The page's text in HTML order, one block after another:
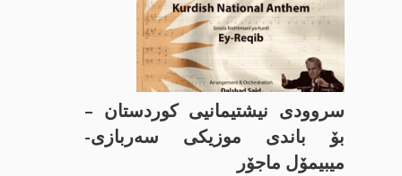
سروودی نیشتیمانیی کوردستان –
بۆ باندی موزیكی سەربازی-
میبیمۆل ماجۆر